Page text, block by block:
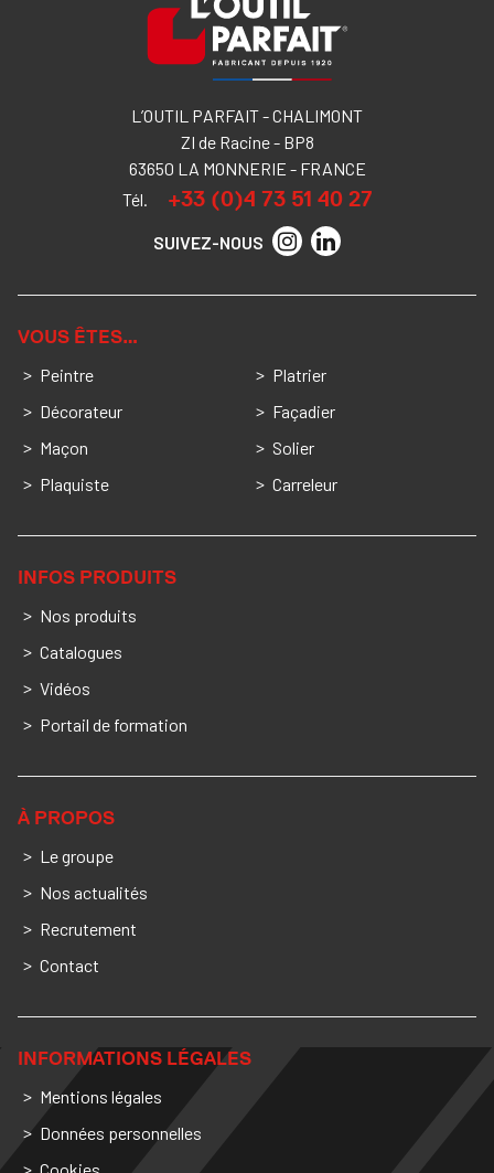
L’OUTIL PARFAIT - CHALIMONT
ZI de Racine - BP8
63650 LA MONNERIE - FRANCE
Tél.
+33 (0)4 73 51 40 27
SUIVEZ-NOUS
VOUS ÊTES…
Peintre
Décorateur
Maçon
Plaquiste
Platrier
Façadier
Solier
Carreleur
INFOS PRODUITS
Nos produits
Catalogues
Vidéos
Portail de formation
À PROPOS
Le groupe
Nos actualités
Recrutement
Contact
INFORMATIONS LÉGALES
Mentions légales
Données personnelles
Cookies